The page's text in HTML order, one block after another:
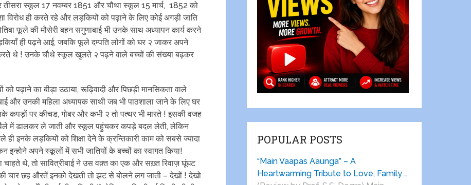
स्कूल 17 नवम्बर 1851 और चौथा स्कूल 15 मार्च, 1852 को
विरोध ही करते रहे और लड़कियों को पढ़ाने के लिए कोई अगड़ी जाति
फूले की मौसेरी बहन सगुणाबाई भी उनके साथ अध्यापन कार्य करने
ही पढ़ने आई, जबकि फूले दम्पति लोगों को घर २ जाकर अपने
थे ! उनके चौथे स्कूल खुलते २ पढ़ने वाले बच्चों की संख्या बढ़कर
का बीड़ा उठाया, रूढ़िवादी और पिछड़ी मानसिकता वाले
और उनकी महिला अध्यापक साथी जब भी पाठशाला जाने के लिए घर
कपड़ों पर कीचड, गोबर और कभी २ तो पत्थर भी मारते ! इसकी वजह
थैले में डालकर ले जाती और स्कूल पहुंचकर कपड़े बदल लेती, लेकिन
इनके लड़कियों को शिक्षा देने के क्रन्तिकारी काम को सबसे ज्यादा
इन्होने अपने स्कूलों में सभी जातियों के बच्चों का स्वागत किया!
चाहते थे, तो सावित्रीबाई ने उस वक़्त का एक और सख़्त रिवाज़ घूंघट
चार छह औरतें इनको देखती तो झट से बोलने लग जाती – देखों ! देखो
POPULAR POSTS
“Main Vaapas Aaunga” – A
Heartwarming Tribute to Love, Family …